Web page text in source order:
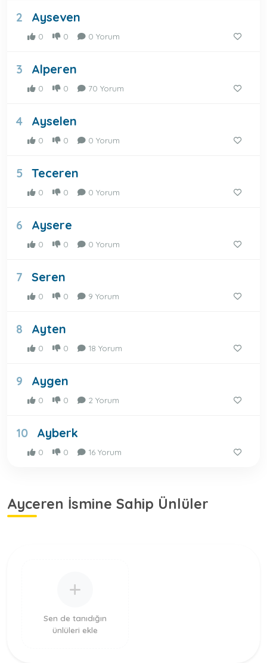
2 Ayseven
0 0 0 Yorum
3 Alperen
0 0 70 Yorum
4 Ayselen
0 0 0 Yorum
5 Teceren
0 0 0 Yorum
6 Aysere
0 0 0 Yorum
7 Seren
0 0 9 Yorum
8 Ayten
0 0 18 Yorum
9 Aygen
0 0 2 Yorum
10 Ayberk
0 0 16 Yorum
Ayceren İsmine Sahip Ünlüler
Sen de tanıdığın
ünlüleri ekle